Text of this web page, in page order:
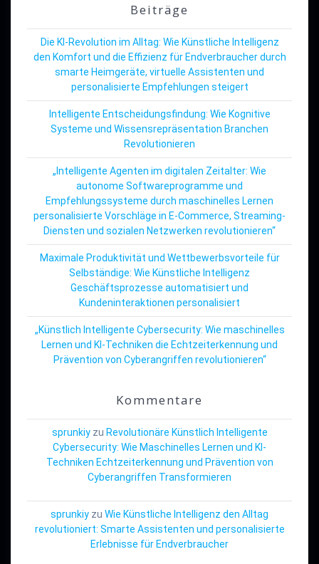
Beiträge
Die KI-Revolution im Alltag: Wie Künstliche Intelligenz
den Komfort und die Effizienz für Endverbraucher durch
smarte Heimgeräte, virtuelle Assistenten und
personalisierte Empfehlungen steigert
Intelligente Entscheidungsfindung: Wie Kognitive
Systeme und Wissensrepräsentation Branchen
Revolutionieren
„Intelligente Agenten im digitalen Zeitalter: Wie
autonome Softwareprogramme und
Empfehlungssysteme durch maschinelles Lernen
personalisierte Vorschläge in E-Commerce, Streaming-
Diensten und sozialen Netzwerken revolutionieren“
Maximale Produktivität und Wettbewerbsvorteile für
Selbständige: Wie Künstliche Intelligenz
Geschäftsprozesse automatisiert und
Kundeninteraktionen personalisiert
„Künstlich Intelligente Cybersecurity: Wie maschinelles
Lernen und KI-Techniken die Echtzeiterkennung und
Prävention von Cyberangriffen revolutionieren“
Kommentare
sprunkiyzu Revolutionäre Künstlich Intelligente
Cybersecurity: Wie Maschinelles Lernen und KI-
Techniken Echtzeiterkennung und Prävention von
Cyberangriffen Transformieren
sprunkiy zu Wie Künstliche Intelligenz den Alltag
revolutioniert: Smarte Assistenten und personalisierte
Erlebnisse für Endverbraucher